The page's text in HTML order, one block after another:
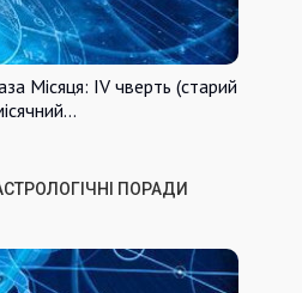
Місяця: IV чверть (старий
ПОРАДИ